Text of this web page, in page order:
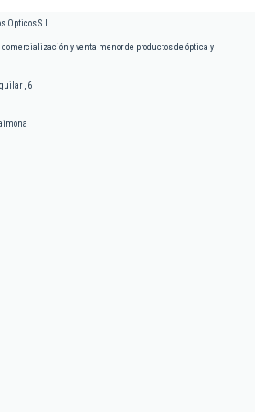
Opticos S.l.
y venta menor de productos de óptica y
, 6